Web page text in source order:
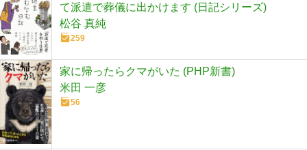
て派遣で葬儀に出かけます (日記シリーズ)
松谷 真純
259
家に帰ったらクマがいた (PHP新書)
米田 一彦
56